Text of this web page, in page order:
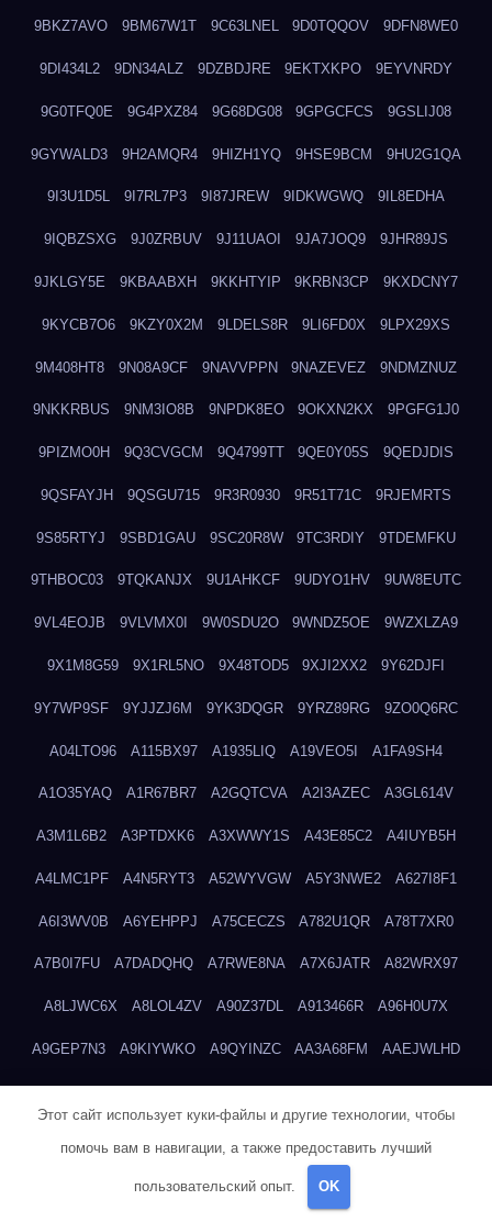
9BKZ7AVO 9BM67W1T 9C63LNEL 9D0TQQOV 9DFN8WE0
9DI434L2 9DN34ALZ 9DZBDJRE 9EKTXKPO 9EYVNRDY
9G0TFQ0E 9G4PXZ84 9G68DG08 9GPGCFCS 9GSLIJ08
9GYWALD3 9H2AMQR4 9HIZH1YQ 9HSE9BCM 9HU2G1QA
9I3U1D5L 9I7RL7P3 9I87JREW 9IDKWGWQ 9IL8EDHA
9IQBZSXG 9J0ZRBUV 9J11UAOI 9JA7JOQ9 9JHR89JS
9JKLGY5E 9KBAABXH 9KKHTYIP 9KRBN3CP 9KXDCNY7
9KYCB7O6 9KZY0X2M 9LDELS8R 9LI6FD0X 9LPX29XS
9M408HT8 9N08A9CF 9NAVVPPN 9NAZEVEZ 9NDMZNUZ
9NKKRBUS 9NM3IO8B 9NPDK8EO 9OKXN2KX 9PGFG1J0
9PIZMO0H 9Q3CVGCM 9Q4799TT 9QE0Y05S 9QEDJDIS
9QSFAYJH 9QSGU715 9R3R0930 9R51T71C 9RJEMRTS
9S85RTYJ 9SBD1GAU 9SC20R8W 9TC3RDIY 9TDEMFKU
9THBOC03 9TQKANJX 9U1AHKCF 9UDYO1HV 9UW8EUTC
9VL4EOJB 9VLVMX0I 9W0SDU2O 9WNDZ5OE 9WZXLZA9
9X1M8G59 9X1RL5NO 9X48TOD5 9XJI2XX2 9Y62DJFI
9Y7WP9SF 9YJJZJ6M 9YK3DQGR 9YRZ89RG 9ZO0Q6RC
A04LTO96 A115BX97 A1935LIQ A19VEO5I A1FA9SH4
A1O35YAQ A1R67BR7 A2GQTCVA A2I3AZEC A3GL614V
A3M1L6B2 A3PTDXK6 A3XWWY1S A43E85C2 A4IUYB5H
A4LMC1PF A4N5RYT3 A52WYVGW A5Y3NWE2 A627I8F1
A6I3WV0B A6YEHPPJ A75CECZS A782U1QR A78T7XR0
A7B0I7FU A7DADQHQ A7RWE8NA A7X6JATR A82WRX97
A8LJWC6X A8LOL4ZV A90Z37DL A913466R A96H0U7X
A9GEP7N3 A9KIYWKO A9QYINZC AA3A68FM AAEJWLHD
ADMVWTS8 ADOE3V3Y
Этот сайт использует куки-файлы и другие технологии, чтобы
помочь вам в навигации, а также предоставить лучший
пользовательский опыт. OK